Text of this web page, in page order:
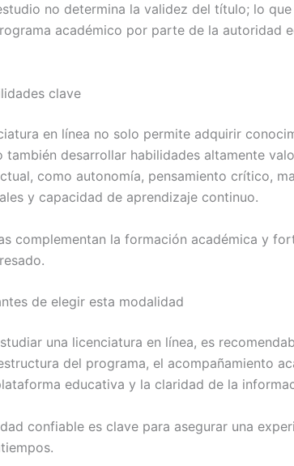
no determina la validez del título; lo
académico por parte de la autoridad
clave
en línea no solo permite adquirir
también desarrollar habilidades altamente
como autonomía, pensamiento crítico,
y capacidad de aprendizaje continuo.
complementan la formación académica y
de elegir esta modalidad
una licenciatura en línea, es
del programa, el acompañamiento
educativa y la claridad de la
confiable es clave para asegurar una